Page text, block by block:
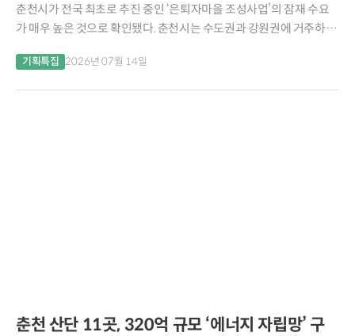
춘천시가 전국 최초로 추진 중인 ‘은퇴자마을 조성사업’의 잠재 수요
가 매우 높은 것으로 확인됐다. 춘천시는 수도권과 강원권에 거주하는
결과, 응답자의 76.8%가 춘천 은퇴자마을...
기획특집 2026년 07월 14일
춘천 산단 11곳, 320억 규모 ‘에너지 자립망’ 구